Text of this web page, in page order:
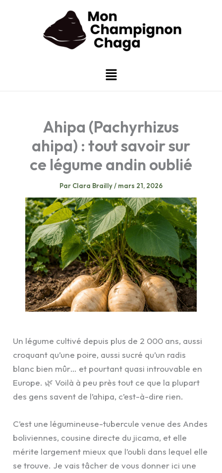
Menu
Ahipa (Pachyrhizus
ahipa) : tout savoir sur
ce légume andin oublié
Par Clara Brailly/ mars 21, 2026
Un légume cultivé depuis plus de 2 000 ans, aussi
croquant qu’une poire, aussi sucré qu’un radis
blanc bien mûr… et pourtant quasi introuvable en
Europe. 🌿 Voilà à peu près tout ce que la plupart
des gens savent de l’ahipa, c’est-à-dire rien.
C’est une légumineuse-tubercule venue des Andes
boliviennes, cousine directe du jicama, et elle
mérite largement mieux que l’oubli dans lequel elle
se trouve. Je vais tâcher de vous donner ici une